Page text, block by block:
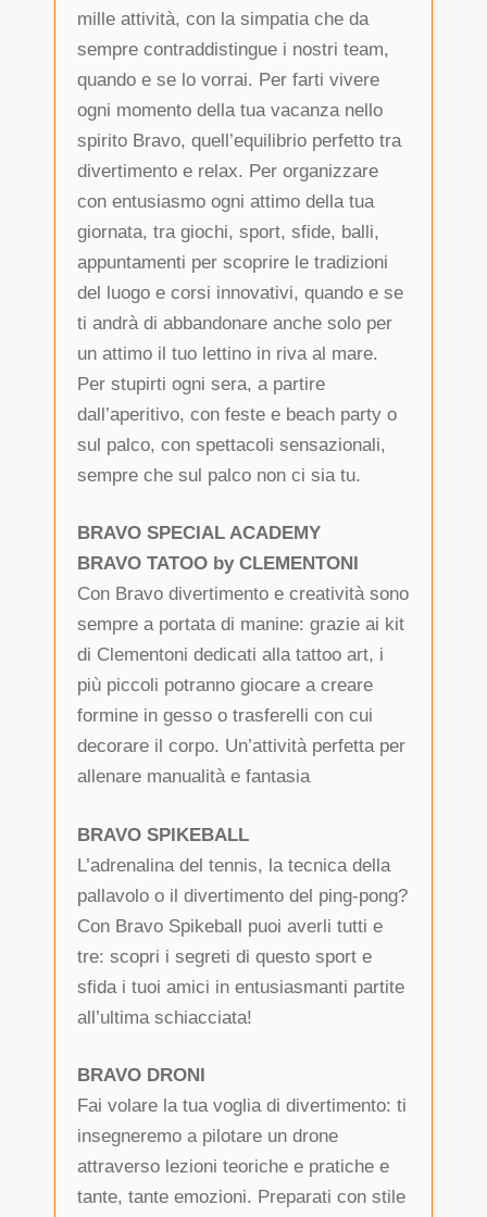
mille attività, con la simpatia che da
sempre contraddistingue i nostri team,
quando e se lo vorrai. Per farti vivere
ogni momento della tua vacanza nello
spirito Bravo, quell’equilibrio perfetto tra
divertimento e relax. Per organizzare
con entusiasmo ogni attimo della tua
giornata, tra giochi, sport, sfide, balli,
appuntamenti per scoprire le tradizioni
del luogo e corsi innovativi, quando e se
ti andrà di abbandonare anche solo per
un attimo il tuo lettino in riva al mare.
Per stupirti ogni sera, a partire
dall’aperitivo, con feste e beach party o
sul palco, con spettacoli sensazionali,
sempre che sul palco non ci sia tu.
BRAVO SPECIAL ACADEMY
BRAVO TATOO by CLEMENTONI
Con Bravo divertimento e creatività sono
sempre a portata di manine: grazie ai kit
di Clementoni dedicati alla tattoo art, i
più piccoli potranno giocare a creare
formine in gesso o trasferelli con cui
decorare il corpo. Un’attività perfetta per
allenare manualità e fantasia
BRAVO SPIKEBALL
L’adrenalina del tennis, la tecnica della
pallavolo o il divertimento del ping-pong?
Con Bravo Spikeball puoi averli tutti e
tre: scopri i segreti di questo sport e
sfida i tuoi amici in entusiasmanti partite
all’ultima schiacciata!
BRAVO DRONI
Fai volare la tua voglia di divertimento: ti
insegneremo a pilotare un drone
attraverso lezioni teoriche e pratiche e
tante, tante emozioni. Preparati con stile